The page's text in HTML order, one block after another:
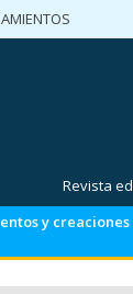
Revista
y creaciones